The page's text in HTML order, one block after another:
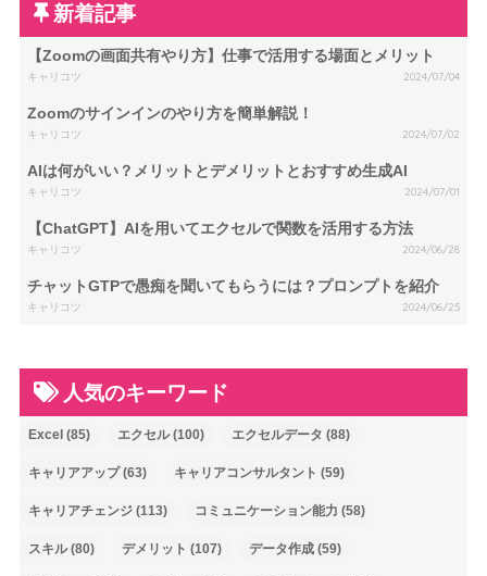
新着記事
【Zoomの画面共有やり方】仕事で活用する場面とメリット
キャリコツ 2024/07/04
Zoomのサインインのやり方を簡単解説！
キャリコツ 2024/07/02
AIは何がいい？メリットとデメリットとおすすめ生成AI
キャリコツ 2024/07/01
【ChatGPT】AIを用いてエクセルで関数を活用する方法
キャリコツ 2024/06/28
チャットGTPで愚痴を聞いてもらうには？プロンプトを紹介
キャリコツ 2024/06/25
人気のキーワード
Excel(85) エクセル(100) エクセルデータ (88)
キャリアアップ(63) キャリアコンサルタント (59)
キャリアチェンジ(113) コミュニケーション能力 (58)
スキル(80) デメリット (107) データ作成(59)